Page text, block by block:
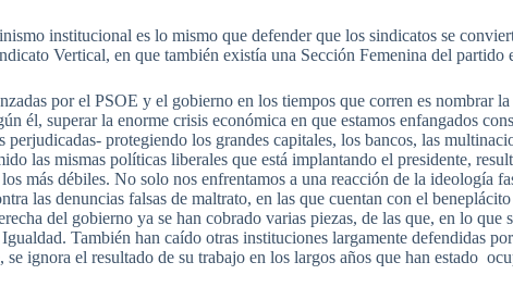
institucional es lo mismo que defender que los sindicatos se
Vertical, en que también existía una Sección Femenina del partido
por el PSOE y el gobierno en los tiempos que corren es nombrar
él, superar la enorme crisis económica en que estamos enfangados
protegiendo los grandes capitales, los bancos, las
las mismas políticas liberales que está implantando el presidente,
más débiles. No solo nos enfrentamos a una reacción de la ideología
las denuncias falsas de maltrato, en las que cuentan con el
del gobierno ya se han cobrado varias piezas, de las que, en lo que
También han caído otras instituciones largamente defendidas
ignora el resultado de su trabajo en los largos años que han estado